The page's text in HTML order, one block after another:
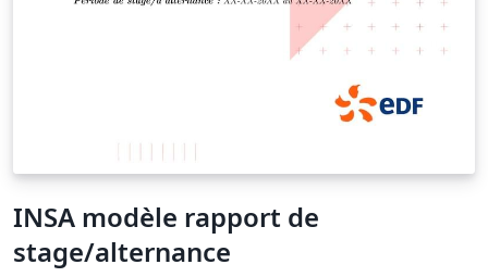
INSA modèle rapport de
stage/alternance